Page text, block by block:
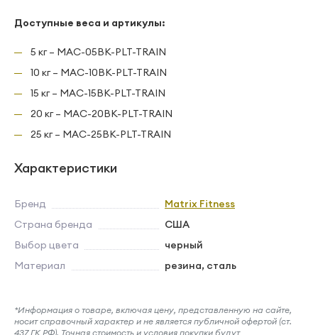
Доступные веса и артикулы:
5 кг – MAC-05BK-PLT-TRAIN
10 кг – MAC-10BK-PLT-TRAIN
15 кг – MAC-15BK-PLT-TRAIN
20 кг – MAC-20BK-PLT-TRAIN
25 кг – MAC-25BK-PLT-TRAIN
Характеристики
Бренд
Matrix Fitness
Страна бренда
США
Выбор цвета
черный
Материал
резина, сталь
*Информация о товаре, включая цену, представленную на сайте,
носит справочный характер и не является публичной офертой (ст.
437 ГК РФ). Точная стоимость и условия покупки будут